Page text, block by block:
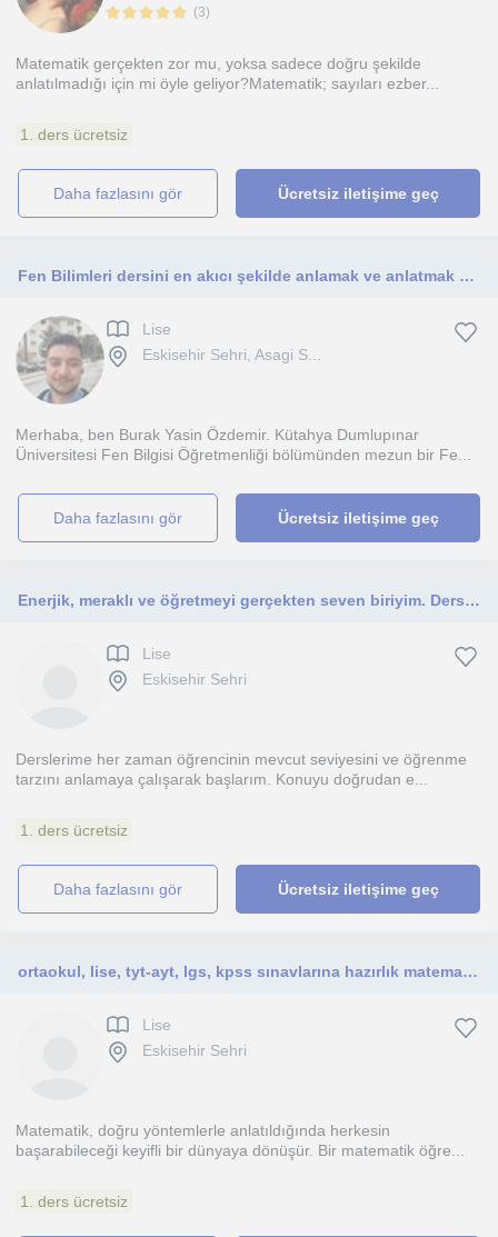
(3)
Matematik gerçekten zor mu, yoksa sadece doğru şekilde
anlatılmadığı için mi öyle geliyor?Matematik; sayıları ezber...
1. ders ücretsiz
daha fazlasını gör Ücretsiz iletişime geç
Fen Bilimleri dersini en akıcı şekilde anlamak ve anlatmak en temel amacımdır bu konuda hedefe giden yolda bol takip tek hedefim
Lise
Eskisehir Sehri, Asagi S...
Merhaba, ben Burak Yasin Özdemir. Kütahya Dumlupınar
Üniversitesi Fen Bilgisi Öğretmenliği bölümünden mezun bir Fe...
daha fazlasını gör Ücretsiz iletişime geç
Enerjik, meraklı ve öğretmeyi gerçekten seven biriyim. Derslerim, öğrenmeye istekli olan herkese açıktır.
Lise
Eskisehir Sehri
Derslerime her zaman öğrencinin mevcut seviyesini ve öğrenme
tarzını anlamaya çalışarak başlarım. Konuyu doğrudan e...
1. ders ücretsiz
daha fazlasını gör Ücretsiz iletişime geç
ortaokul, lise, tyt-ayt, lgs, kpss sınavlarına hazırlık matematik öğretmeni
Lise
Eskisehir Sehri
Matematik, doğru yöntemlerle anlatıldığında herkesin
başarabileceği keyifli bir dünyaya dönüşür. Bir matematik öğre...
1. ders ücretsiz